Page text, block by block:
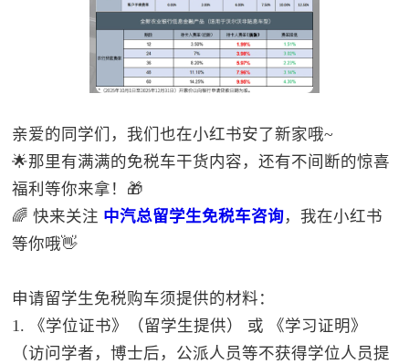
亲爱的同学们，我们也在小红书安了新家哦~
🌟那里有满满的免税车干货内容，还有不间断的惊喜
福利等你来拿！🎁
🌈 快来关注 中汽总留学生免税车咨询，我在小红书
等你哦👋
申请留学生免税购车须提供的材料：
1. 《学位证书》（留学生提供） 或 《学习证明》
（访问学者，博士后，公派人员等不获得学位人员提